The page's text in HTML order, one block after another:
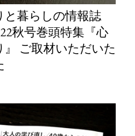
と暮らしの情報誌
秋号巻頭特集『心
ご取材いただいた